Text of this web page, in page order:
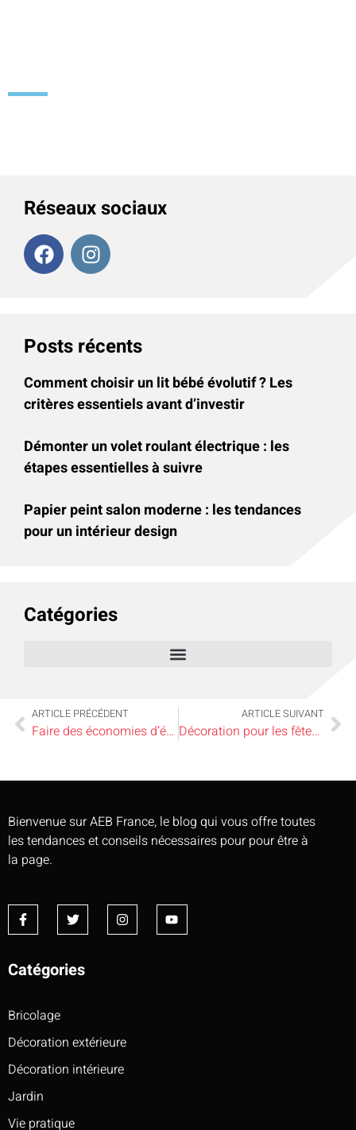
Réseaux sociaux
Posts récents
Comment choisir un lit bébé évolutif ? Les
critères essentiels avant d’investir
Démonter un volet roulant électrique : les
étapes essentielles à suivre
Papier peint salon moderne : les tendances
pour un intérieur design
Catégories
ARTICLE PRÉCÉDENT
Faire des économies d’énergie grâce à un radiateur innovant
ARTICLE SUIVANT
Décoration pour les fêtes: comment décorer avec des ballons?
Bienvenue sur AEB France, le blog qui vous offre toutes
les tendances et conseils nécessaires pour pour être à
la page.
Catégories
Bricolage
Décoration extérieure
Décoration intérieure
Jardin
Vie pratique